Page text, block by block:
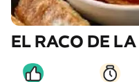
EL RACO DE